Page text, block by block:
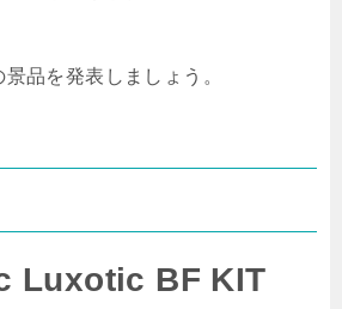
品を発表しましょう。
Luxotic BF KIT